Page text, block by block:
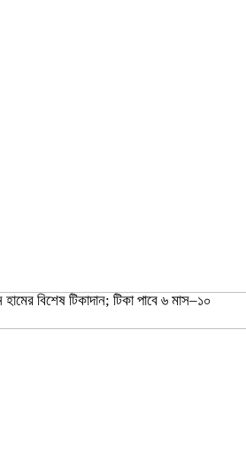
হামের বিশেষ টিকাদান; টিকা পাবে ৬ মাস–১০